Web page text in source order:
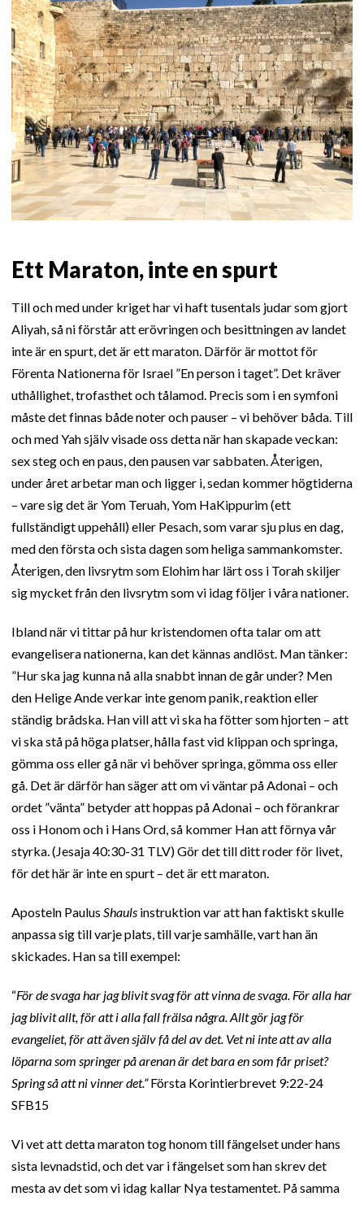
Ett Maraton, inte en spurt
Till och med under kriget har vi haft tusentals judar som gjort
Aliyah, så ni förstår att erövringen och besittningen av landet
inte är en spurt, det är ett maraton. Därför är mottot för
Förenta Nationerna för Israel ”En person i taget”. Det kräver
uthållighet, trofasthet och tålamod. Precis som i en symfoni
måste det finnas både noter och pauser – vi behöver båda. Till
och med Yah själv visade oss detta när han skapade veckan:
sex steg och en paus, den pausen var sabbaten. Återigen,
under året arbetar man och ligger i, sedan kommer högtiderna
– vare sig det är Yom Teruah, Yom HaKippurim (ett
fullständigt uppehåll) eller Pesach, som varar sju plus en dag,
med den första och sista dagen som heliga sammankomster.
Återigen, den livsrytm som Elohim har lärt oss i Torah skiljer
sig mycket från den livsrytm som vi idag följer i våra nationer.
Ibland när vi tittar på hur kristendomen ofta talar om att
evangelisera nationerna, kan det kännas andlöst. Man tänker:
”Hur ska jag kunna nå alla snabbt innan de går under? Men
den Helige Ande verkar inte genom panik, reaktion eller
ständig brådska. Han vill att vi ska ha fötter som hjorten – att
vi ska stå på höga platser, hålla fast vid klippan och springa,
gömma oss eller gå när vi behöver springa, gömma oss eller
gå. Det är därför han säger att om vi väntar på Adonai – och
ordet ”vänta” betyder att hoppas på Adonai – och förankrar
oss i Honom och i Hans Ord, så kommer Han att förnya vår
styrka. (Jesaja 40:30-31 TLV) Gör det till ditt roder för livet,
för det här är inte en spurt – det är ett maraton.
Aposteln Paulus Shauls instruktion var att han faktiskt skulle
anpassa sig till varje plats, till varje samhälle, vart han än
skickades. Han sa till exempel:
“För de svaga har jag blivit svag för att vinna de svaga. För alla har
jag blivit allt, för att i alla fall frälsa några. Allt gör jag för
evangeliet, för att även själv få del av det. Vet ni inte att av alla
löparna som springer på arenan är det bara en som får priset?
Spring så att ni vinner det.”Första Korintierbrevet 9:22-24
SFB15
Vi vet att detta maraton tog honom till fängelset under hans
sista levnadstid, och det var i fängelset som han skrev det
mesta av det som vi idag kallar Nya testamentet. På samma